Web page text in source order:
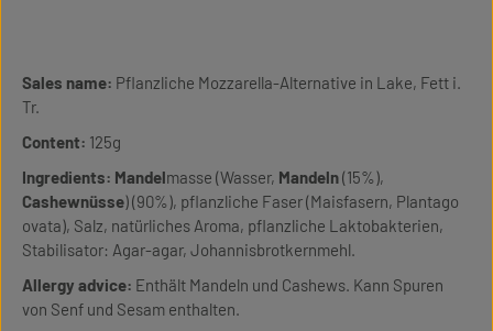
Sales name: Pflanzliche Mozzarella-Alternative in Lake, Fett i.
Tr.
Content: 125g
Ingredients: Mandelmasse (Wasser, Mandeln(15%),
Cashewnüsse) (90%), pflanzliche Faser (Maisfasern, Plantago
ovata), Salz, natürliches Aroma, pflanzliche Laktobakterien,
Stabilisator: Agar-agar, Johannisbrotkernmehl.
Allergy advice: Enthält Mandeln und Cashews. Kann Spuren
von Senf und Sesam enthalten.